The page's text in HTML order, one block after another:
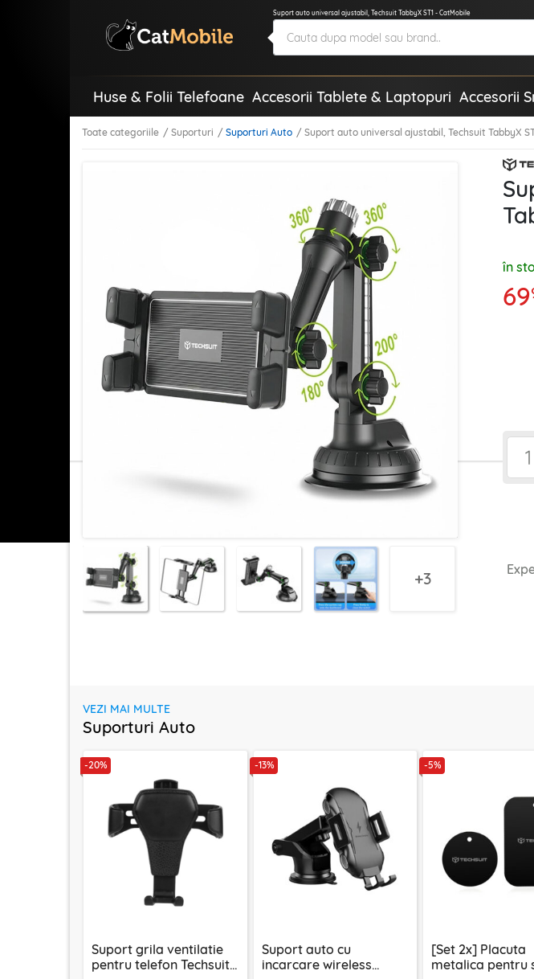
Suport auto universal ajustabil, Techsuit TabbyX ST1 - CatMobile
Huse & Folii Telefoane Accesorii Tablete & Laptopuri Accesorii
Toate categoriile Suporturi Suporturi Auto Suport auto universal ajustabil, Techsuit TabbyX
3
în
69
VEZI MAI MULTE
Suporturi Auto
-20%
Suport grila ventilatie
pentru telefon Techsuit
-13%
Suport auto cu
incarcare wireless
-5%
[Set 2x] Placuta
metalica pentru